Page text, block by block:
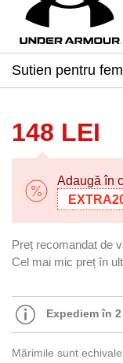
Sutien pentru
148 LEI
Adaugă în
Preț recomandat de
Cel mai mic preț în
Expediem în
Mărimile sunt